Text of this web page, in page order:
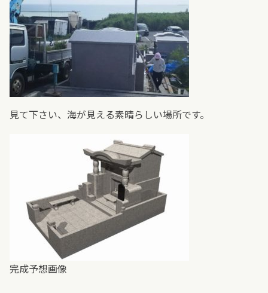
見て下さい、海が見える素晴らしい場所です。
完成予想画像